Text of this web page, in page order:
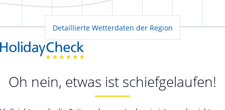
Detaillierte Wetterdaten der Region
Oh nein, etwas ist schiefgelaufen!